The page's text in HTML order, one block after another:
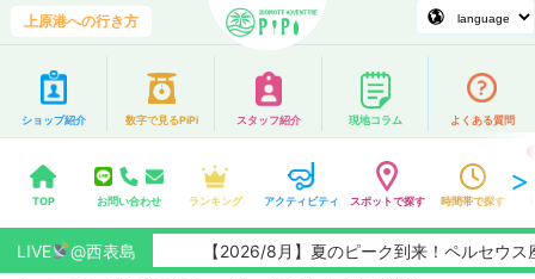
上原港への行き方
ショップ紹介 数字で見るPiPi スタッフ紹介 現地コラム よくある質問
TOP お問い合わせ ランキング アクティビティ スポットで探す 時間帯で探す
LIVE @西表島 【2026/8月】夏のピーク到来！ペルセウス座流